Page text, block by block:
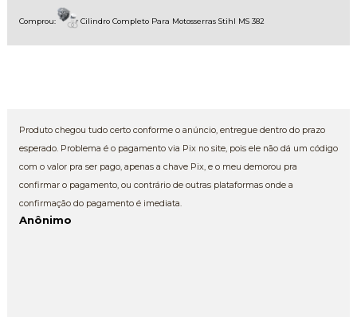
Comprou: Cilindro Completo Para Motosserras Stihl MS 382
Produto chegou tudo certo conforme o anúncio, entregue dentro do prazo
esperado. Problema é o pagamento via Pix no site, pois ele não dá um código
com o valor pra ser pago, apenas a chave Pix, e o meu demorou pra
confirmar o pagamento, ou contrário de outras plataformas onde a
confirmação do pagamento é imediata.
Anônimo